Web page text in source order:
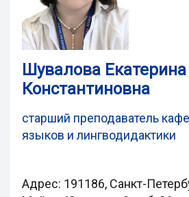
Шувалова Екатерина
Константиновна
старший преподаватель
языков и лингводидактики
Адрес: 191186, Санкт-